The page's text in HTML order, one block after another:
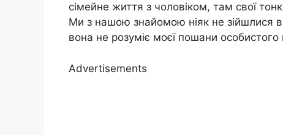
сімейне життя з чоловіком, там свої
Ми з нашою знайомою ніяк не зійшлися в
вона не розуміє моєї пошани
Advertisements